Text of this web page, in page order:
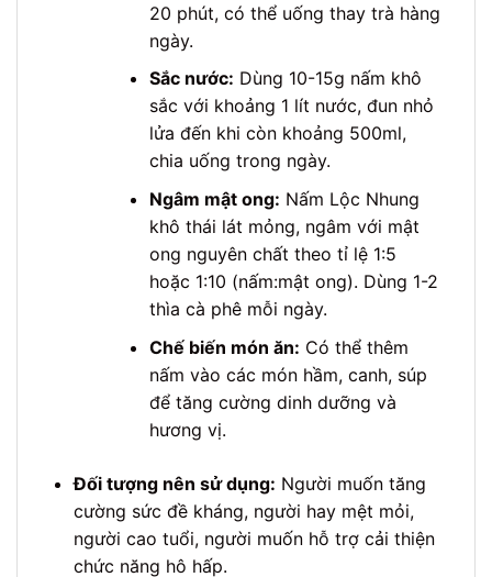
20 phút, có thể uống thay trà hàng
ngày.
Sắc nước: Dùng 10-15g nấm khô
sắc với khoảng 1 lít nước, đun nhỏ
lửa đến khi còn khoảng 500ml,
chia uống trong ngày.
Ngâm mật ong: Nấm Lộc Nhung
khô thái lát mỏng, ngâm với mật
ong nguyên chất theo tỉ lệ 1:5
hoặc 1:10 (nấm:mật ong). Dùng 1-2
thìa cà phê mỗi ngày.
Chế biến món ăn: Có thể thêm
nấm vào các món hầm, canh, súp
để tăng cường dinh dưỡng và
hương vị.
Đối tượng nên sử dụng: Người muốn tăng
cường sức đề kháng, người hay mệt mỏi,
người cao tuổi, người muốn hỗ trợ cải thiện
chức năng hô hấp.